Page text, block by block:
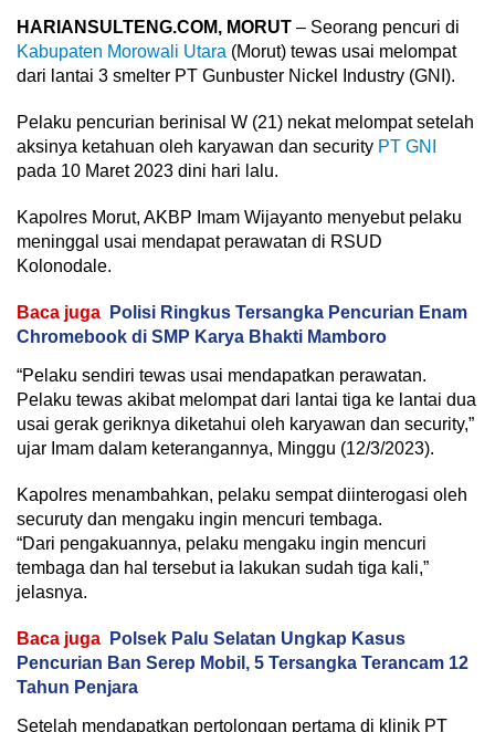
HARIANSULTENG.COM, MORUT – Seorang pencuri di
Kabupaten Morowali Utara (Morut) tewas usai melompat
dari lantai 3 smelter PT Gunbuster Nickel Industry (GNI).
Pelaku pencurian berinisal W (21) nekat melompat setelah
aksinya ketahuan oleh karyawan dan security PT GNI
pada 10 Maret 2023 dini hari lalu.
Kapolres Morut, AKBP Imam Wijayanto menyebut pelaku
meninggal usai mendapat perawatan di RSUD
Kolonodale.
Baca juga
Polisi Ringkus Tersangka Pencurian Enam
Chromebook di SMP Karya Bhakti Mamboro
“Pelaku sendiri tewas usai mendapatkan perawatan.
Pelaku tewas akibat melompat dari lantai tiga ke lantai dua
usai gerak geriknya diketahui oleh karyawan dan security,”
ujar Imam dalam keterangannya, Minggu (12/3/2023).
Kapolres menambahkan, pelaku sempat diinterogasi oleh
securuty dan mengaku ingin mencuri tembaga.
“Dari pengakuannya, pelaku mengaku ingin mencuri
tembaga dan hal tersebut ia lakukan sudah tiga kali,”
jelasnya.
Baca juga
Polsek Palu Selatan Ungkap Kasus
Pencurian Ban Serep Mobil, 5 Tersangka Terancam 12
Tahun Penjara
Setelah mendapatkan pertolongan pertama di klinik PT